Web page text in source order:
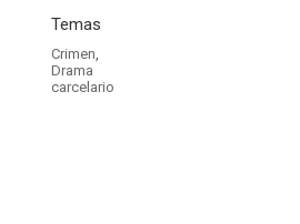
Temas
Crimen,
Drama
carcelario